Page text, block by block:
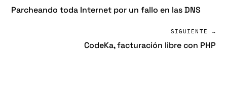
Parcheando toda Internet por un fallo en las DNS
SIGUIENTE →
CodeKa, facturación libre con PHP